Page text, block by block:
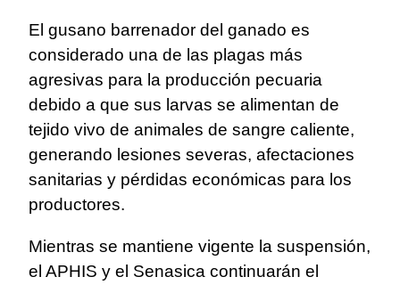
El gusano barrenador del ganado es
considerado una de las plagas más
agresivas para la producción pecuaria
debido a que sus larvas se alimentan de
tejido vivo de animales de sangre caliente,
generando lesiones severas, afectaciones
sanitarias y pérdidas económicas para los
productores.
Mientras se mantiene vigente la suspensión,
el APHIS y el Senasica continuarán el